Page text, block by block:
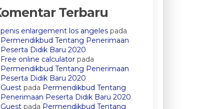
Terbaru
penis enlargement los angeles pada
Permendikbud Tentang Penerimaan
Peserta Didik Baru 2020
Free online calculator pada
Permendikbud Tentang Penerimaan
Peserta Didik Baru 2020
Guest pada Permendikbud Tentang
Penerimaan Peserta Didik Baru 2020
Guest pada Permendikbud Tentang